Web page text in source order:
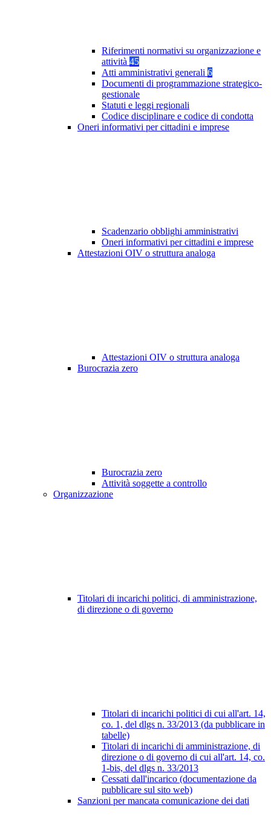
Riferimenti normativi su organizzazione e
attività 45
Atti amministrativi generali 6
Documenti di programmazione strategico-
gestionale
Statuti e leggi regionali
Codice disciplinare e codice di condotta
Oneri informativi per cittadini e imprese
Scadenzario obblighi amministrativi
Oneri informativi per cittadini e imprese
Attestazioni OIV o struttura analoga
Attestazioni OIV o struttura analoga
Burocrazia zero
Burocrazia zero
Attività soggette a controllo
Organizzazione
Titolari di incarichi politici, di amministrazione,
di direzione o di governo
Titolari di incarichi politici di cui all'art. 14,
co. 1, del dlgs n. 33/2013 (da pubblicare in
tabelle)
Titolari di incarichi di amministrazione, di
direzione o di governo di cui all'art. 14, co.
1-bis, del dlgs n. 33/2013
Cessati dall'incarico (documentazione da
pubblicare sul sito web)
Sanzioni per mancata comunicazione dei dati